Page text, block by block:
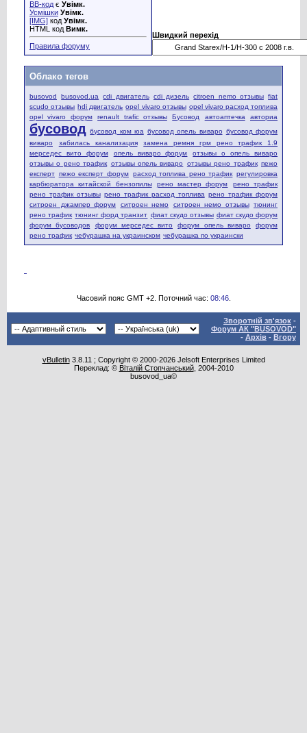
BB-код є Увімк.
Усмішки Увімк.
[IMG] код Увімк.
HTML код Вимк.
Правила форуму
Швидкий перехід
Облако тегов
busovod busovod.ua cdi двигатель cdi дизель citroen nemo отзывы fiat
scudo отзывы hdi двигатель opel vivaro отзывы opel vivaro расход топлива
opel vivaro форум
renault trafic отзывы Бусовод автоаптечка авториа
бусовод бусовод ком юа бусовод опель виваро бусовод форум
виваро
забилась канализация
замена ремня грм рено трафик 1.9
мерседес вито форум
опель виваро форум
отзывы о опель виваро
отзывы о рено трафик отзывы опель виваро отзывы рено трафик пежо
експерт пежо експерт форум расход топлива рено трафик регулировка
карбюратора китайской бензопилы
рено мастер форум
рено трафик
рено трафик отзывы рено трафик расход топлива рено трафик форум
ситроен джампер форум
ситроен немо ситроен немо отзывы тюнинг
рено трафик тюнинг форд транзит фиат скудо отзывы фиат скудо форум
форум бусоводов
форум мерседес вито форум опель виваро
форум
рено трафик чебурашка на украинском чебурашка по украински
Часовий пояс GMT +2. Поточний час: 08:46.
Зворотній зв'язок -
Форум АК "BUSOVOD"
- Архів - Вгору
vBulletin3.8.11 ; Copyright © 2000-2026 Jelsoft Enterprises Limited
Переклад: © Віталій Стопчанський, 2004-2010
busovod_ua©